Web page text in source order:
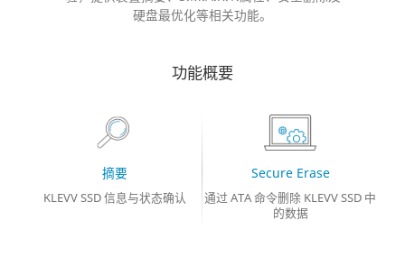
硬盘最优化等相关功能。
功能概要
摘要
KLEVV SSD 信息与状态确认
Secure Erase
通过 ATA 命令删除 KLEVV SSD 中
的数据